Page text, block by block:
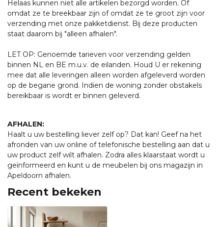
Helaas kunnen niet alle artikelen bezorgd worden. Of
omdat ze te breekbaar zijn of omdat ze te groot zijn voor
verzending met onze pakketdienst. Bij deze producten
staat daarom bij "alleen afhalen".
LET OP: Genoemde tarieven voor verzending gelden
binnen NL en BE m.u.v. de eilanden. Houd U er rekening
mee dat alle leveringen alleen worden afgeleverd worden
op de begane grond. Indien de woning zonder obstakels
bereikbaar is wordt er binnen geleverd.
AFHALEN:
Haalt u uw bestelling liever zelf op? Dat kan! Geef na het
afronden van uw online of telefonische bestelling aan dat u
uw product zelf wilt afhalen. Zodra alles klaarstaat wordt u
geïnformeerd en kunt u de meubelen bij ons magazijn in
Apeldoorn afhalen.
Recent bekeken